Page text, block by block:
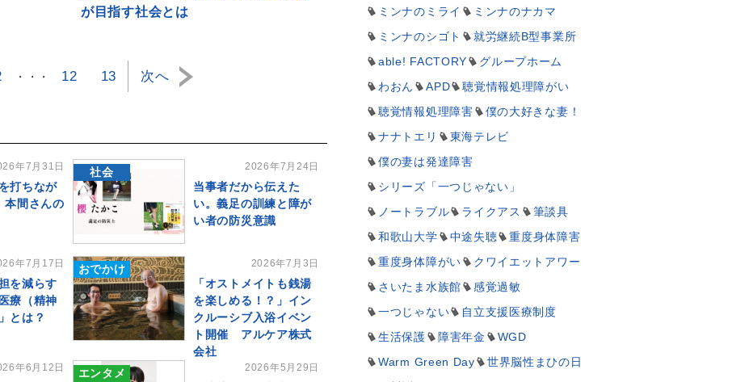
が目指す社会とは
・・・ 12 13 次へ
年7月31日
打ちなが
本間さんの
社会 2026年7月24日
当事者だから伝えた
い。義足の訓練と障が
い者の防災意識
年7月17日
を減らす
療（精神
とは？
おでかけ 2026年7月3日
「オストメイトも銭湯
を楽しめる！？」イン
クルーシブ入浴イベン
ト開催 アルケア株式
会社
年6月12日 エンタメ 2026年5月29日
ミンナのミライ
ミンナのナカマ
ミンナのシゴト
就労継続B型事業所
able! FACTORY
グループホーム
わおん
APD
聴覚情報処理障がい
聴覚情報処理障害
僕の大好きな妻！
ナナトエリ
東海テレビ
僕の妻は発達障害
シリーズ「一つじゃない」
ノートラブル
ライクアス
筆談具
和歌山大学
中途失聴
重度身体障害
重度身体障がい
クワイエットアワー
さいたま水族館
感覚過敏
一つじゃない
自立支援医療制度
生活保護
障害年金
WGD
Warm Green Day
世界脳性まひの日